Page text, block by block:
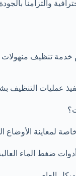
والتزامنا
تنظيف
عمليات
لمعاينة
أدوات ضغط الماء